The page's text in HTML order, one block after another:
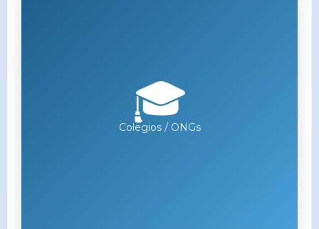
🎓
Colegios / ONGs